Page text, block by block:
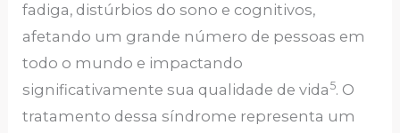
fadiga, distúrbios do sono e cognitivos,
afetando um grande número de pessoas em
todo o mundo e impactando
significativamente sua qualidade de vida 5. O
tratamento dessa síndrome representa um